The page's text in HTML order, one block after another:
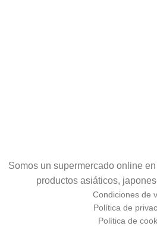
Somos un supermercado online
productos asiáticos,
Condiciones de
Política de
Política de